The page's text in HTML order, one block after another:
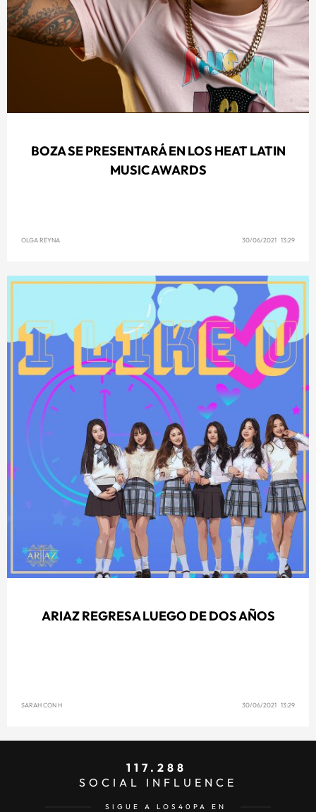
BOZA SE PRESENTARÁ EN LOS HEAT LATIN
MUSIC AWARDS
OLGA REYNA 30/06/2021 13:29
ARIAZ REGRESA LUEGO DE DOS AÑOS
SARAH CON H 30/06/2021 13:29
117.288
SOCIAL INFLUENCE
SIGUE A LOS40PA EN